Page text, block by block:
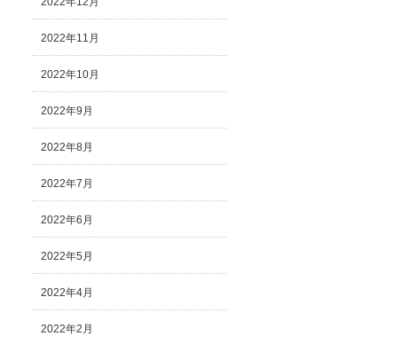
2022年11月
2022年10月
2022年9月
2022年8月
2022年7月
2022年6月
2022年5月
2022年4月
2022年2月